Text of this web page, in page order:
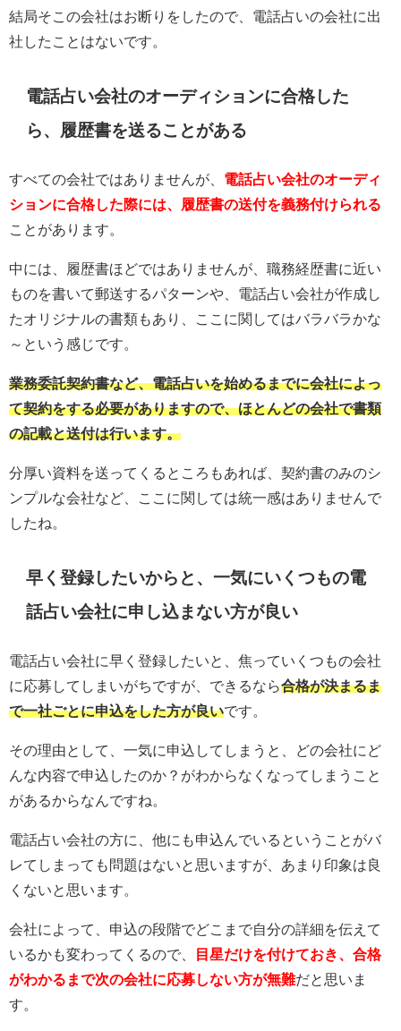
結局そこの会社はお断りをしたので、電話占いの会社に出
社したことはないです。
電話占い会社のオーディションに合格した
ら、履歴書を送ることがある
すべての会社ではありませんが、 電話占い会社のオーディ
ションに合格した際には、履歴書の送付を義務付けられる
ことがあります。
中には、履歴書ほどではありませんが、職務経歴書に近い
ものを書いて郵送するパターンや、電話占い会社が作成し
たオリジナルの書類もあり、ここに関してはバラバラかな
～という感じです。
業務委託契約書など、電話占いを始めるまでに会社によっ
て契約をする必要がありますので、ほとんどの会社で書類
の記載と送付は行います。
分厚い資料を送ってくるところもあれば、契約書のみのシ
ンプルな会社など、ここに関しては統一感はありませんで
したね。
早く登録したいからと、一気にいくつもの電
話占い会社に申し込まない方が良い
電話占い会社に早く登録したいと、焦っていくつもの会社
に応募してしまいがちですが、できるなら合格が決まるま
で一社ごとに申込をした方が良いです。
その理由として、一気に申込してしまうと、どの会社にど
んな内容で申込したのか？がわからなくなってしまうこと
があるからなんですね。
電話占い会社の方に、他にも申込んでいるということがバ
レてしまっても問題はないと思いますが、あまり印象は良
くないと思います。
会社によって、申込の段階でどこまで自分の詳細を伝えて
いるかも変わってくるので、
目星だけを付けておき、合格
がわかるまで次の会社に応募しない方が無難だと思いま
す。